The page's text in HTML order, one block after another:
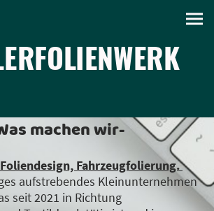
machen wir-
Fahrzeugfolierung.
aufstrebendes Kleinunternehmen
seit 2021 in Richtung